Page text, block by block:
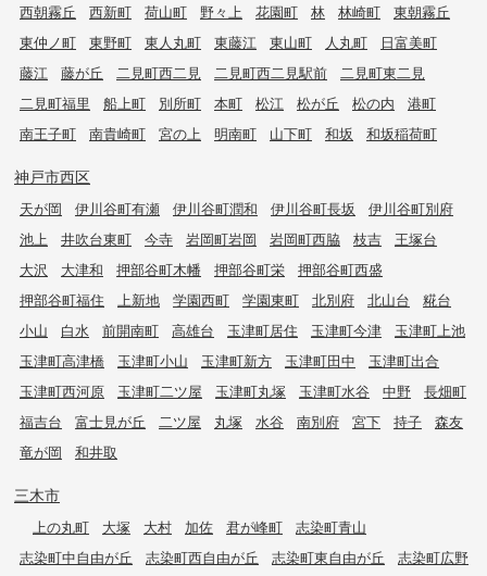
西朝霧丘
西新町 荷山町 野々上 花園町 林 林崎町
東朝霧丘
東仲ノ町
東野町 東人丸町 東藤江 東山町 人丸町
日富美町
藤江
藤が丘 二見町西二見 二見町西二見駅前
二見町東二見
二見町福里
船上町 別所町 本町 松江 松が丘 松の内
港町
南王子町
南貴崎町 宮の上 明南町 山下町 和坂 和坂稲荷町
神戸市西区
天が岡 伊川谷町有瀬 伊川谷町潤和 伊川谷町長坂
伊川谷町別府
池上
井吹台東町 今寺 岩岡町岩岡 岩岡町西脇 枝吉
王塚台
大沢
大津和 押部谷町木幡 押部谷町栄
押部谷町西盛
押部谷町福住
上新地 学園西町 学園東町 北別府 北山台
糀台
小山
白水 前開南町 高雄台 玉津町居住 玉津町今津
玉津町上池
玉津町高津橋
玉津町小山 玉津町新方 玉津町田中
玉津町出合
玉津町西河原
玉津町二ツ屋 玉津町丸塚 玉津町水谷 中野
長畑町
福吉台
富士見が丘 二ツ屋 丸塚 水谷 南別府 宮下 持子
森友
竜が岡
和井取
三木市
上の丸町 大塚 大村 加佐 君が峰町
志染町青山
志染町中自由が丘
志染町西自由が丘 志染町東自由が丘
志染町広野